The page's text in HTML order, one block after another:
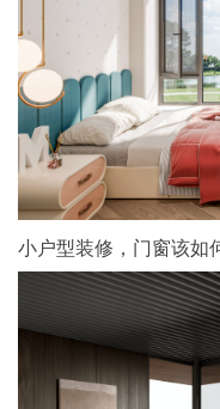
小户型装修，门窗该如